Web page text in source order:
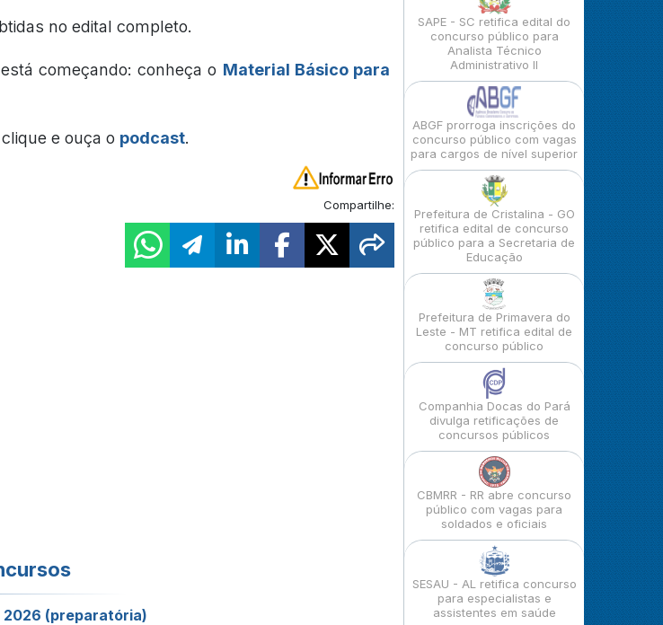
no edital completo.
começando: conheça o Material Básico para
e ouça o podcast.
Compartilhe:
2026 (preparatória)
SAPE - SC retifica edital do
concurso público para
Analista Técnico
Administrativo II
ABGF prorroga inscrições do
concurso público com vagas
para cargos de nível superior
Prefeitura de Cristalina - GO
retifica edital de concurso
público para a Secretaria de
Educação
Prefeitura de Primavera do
Leste - MT retifica edital de
concurso público
Companhia Docas do Pará
divulga retificações de
concursos públicos
CBMRR - RR abre concurso
público com vagas para
soldados e oficiais
SESAU - AL retifica concurso
para especialistas e
assistentes em saúde